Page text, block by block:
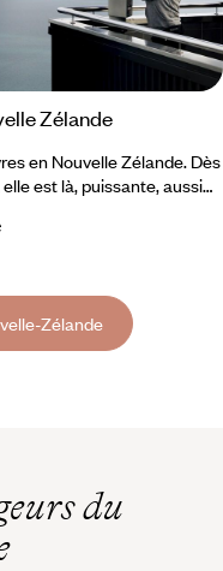
Zélande
en Nouvelle Zélande. Dès
est là, puissante, aussi
Par Charles Juliet Ne
de Wellington, mais
ses réflexions.
Zélande
du